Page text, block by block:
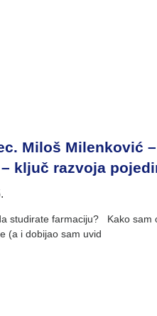
Miloš Milenković –
ključ razvoja
studirate farmaciju? Kako sam
(a i dobijao sam uvid